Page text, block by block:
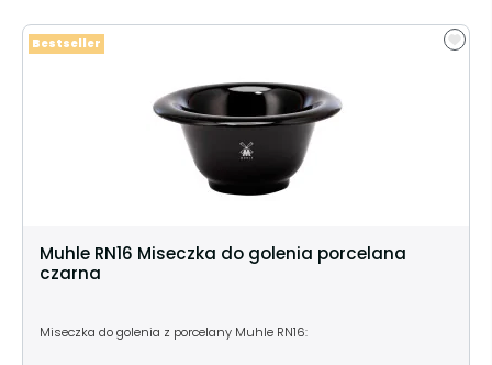
Muhle RN16 Miseczka do golenia porcelana
czarna
Miseczka do golenia z porcelany Muhle RN16:
Bestseller